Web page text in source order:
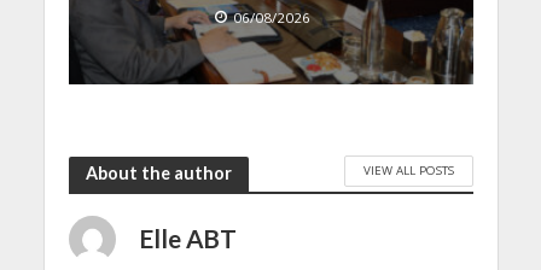
06/08/2026
About the author VIEW ALL POSTS
Elle ABT